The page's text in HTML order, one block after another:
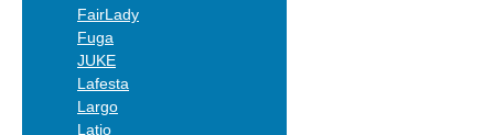
FairLady
Fuga
JUKE
Lafesta
Largo
Latio